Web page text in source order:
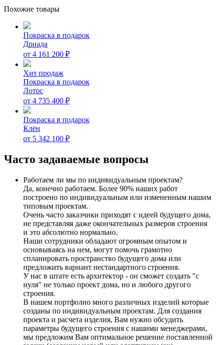
Похожие товары
Покраска в подарок
Дриада
от 4 161 200 ₽
Хит продаж
Покраска в подарок
Лотос
от 4 735 400 ₽
Покраска в подарок
Клён
от 5 342 100 ₽
Часто задаваемые вопросы
Работаем ли мы по индивидуальным проектам?
Да, конечно работаем. Более 90% наших работ
построено по индивидуальным или измененным нашим
типовым проектам.
Очень часто заказчики приходят с идеей будущего дома,
не представляя даже окончательных размеров строения
и это абсолютно нормально.
Наши сотрудники обладают огромным опытом и
основываясь на нем, могут помочь грамотно
спланировать пространство будущего дома или
предложить вариант нестандартного строения.
У нас в штате есть архитектор - он сможет создать "с
нуля" не только проект дома, но и любого другого
строения.
В нашем портфолио много различных изделий которые
созданы по индивидуальным проектам. Для создания
проекта и расчета изделия, Вам нужно обсудить
параметры будущего строения с нашими менеджерами,
мы предложим Вам оптимальное решение поставленной